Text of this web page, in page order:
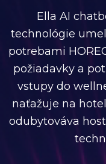
Ella AI
technológie
potrebami
požiadavky a
vstupy do
naťažuje na
odubytováva